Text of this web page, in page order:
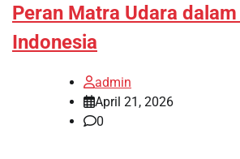
Peran Matra Udara
Indonesia
admin
April 21, 2026
0